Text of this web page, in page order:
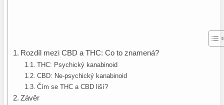
Rozdíl mezi CBD a THC: Co to znamená?
THC: Psychický kanabinoid
CBD: Ne-psychický kanabinoid
Čím se THC a CBD liší?
Závěr